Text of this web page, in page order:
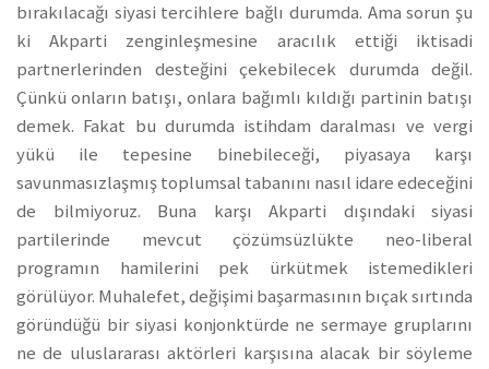
bırakılacağı siyasi tercihlere bağlı durumda. Ama sorun şu
ki Akparti zenginleşmesine aracılık ettiği iktisadi
partnerlerinden desteğini çekebilecek durumda değil.
Çünkü onların batışı, onlara bağımlı kıldığı partinin batışı
demek. Fakat bu durumda istihdam daralması ve vergi
yükü ile tepesine binebileceği, piyasaya karşı
savunmasızlaşmış toplumsal tabanını nasıl idare edeceğini
de bilmiyoruz. Buna karşı Akparti dışındaki siyasi
partilerinde mevcut çözümsüzlükte neo-liberal
programın hamilerini pek ürkütmek istemedikleri
görülüyor. Muhalefet, değişimi başarmasının bıçak sırtında
göründüğü bir siyasi konjonktürde ne sermaye gruplarını
ne de uluslararası aktörleri karşısına alacak bir söyleme